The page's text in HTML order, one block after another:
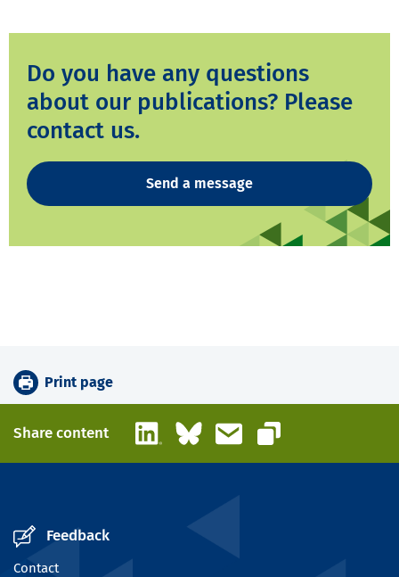
Do you have any questions
about our publications? Please
contact us.
Send a message
Print page
Share content LinkedInBlueskyEmail
Copy link
Feedback
Contact